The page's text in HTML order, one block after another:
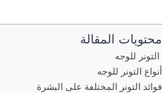
محتويات المقالة
التونر للوجه
أنواع التونر للوجه
فوائد التونر المختلفة على البشرة